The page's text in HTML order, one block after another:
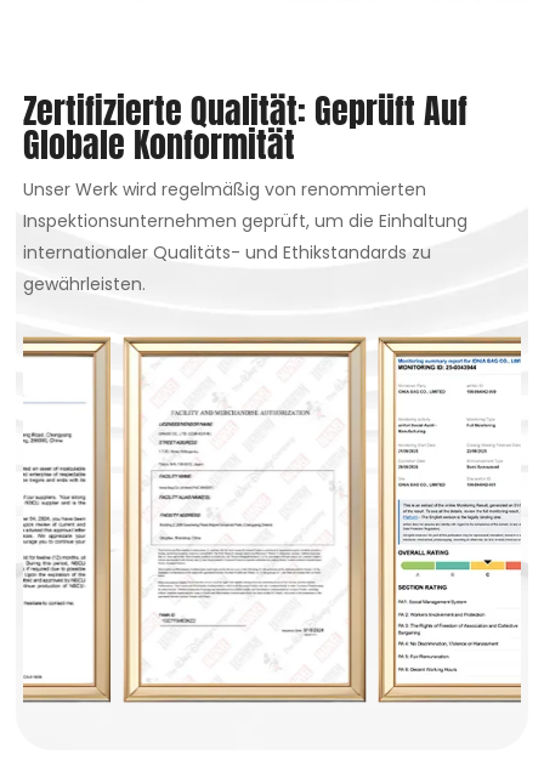
Zertifizierte Qualität: Geprüft Auf
Globale Konformität
Unser Werk wird regelmäßig von renommierten
Inspektionsunternehmen geprüft, um die Einhaltung
internationaler Qualitäts- und Ethikstandards zu
gewährleisten.